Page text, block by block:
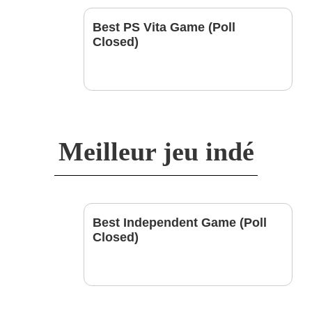
Best PS Vita Game (Poll
Closed)
Meilleur jeu indé
Best Independent Game (Poll
Closed)